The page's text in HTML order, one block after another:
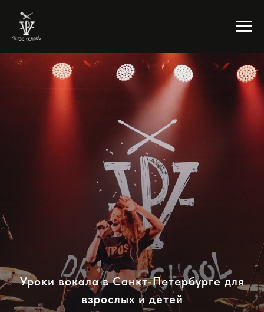
Уроки вокала в Санкт-Петербурге для
взрослых и детей